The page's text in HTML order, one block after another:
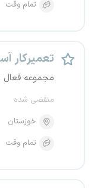
تمام وقت
تعمیرکار
مجموعه فعال
منقضی شده
خوزستان
تمام وقت